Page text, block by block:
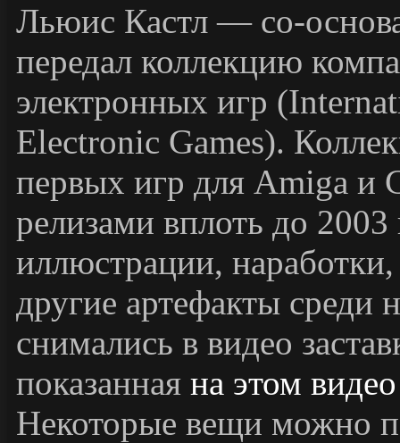
Льюис Кастл — со-
передал коллекцию
электронных игр
Electronic Games).
первых игр для Amiga и
релизами вплоть до
иллюстрации,
другие артефакты
снимались в видео
показанная на этом видео
Некоторые вещи можно